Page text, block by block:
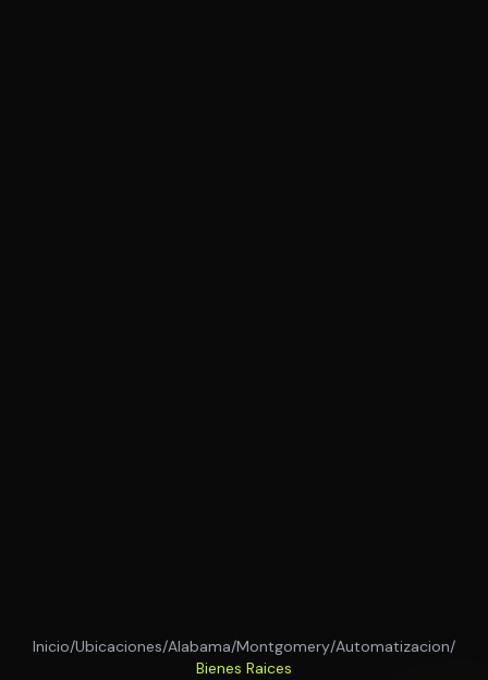
Inicio/Ubicaciones/Alabama/Montgomery/Automatizacion/
Bienes Raices